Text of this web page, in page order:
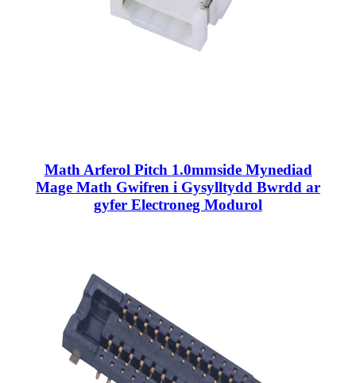
Math Arferol Pitch 1.0mmside Mynediad
Mage Math Gwifren i Gysylltydd Bwrdd ar
gyfer Electroneg Modurol